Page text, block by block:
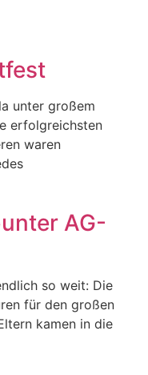
unter großem
erfolgreichsten
waren
AG-
so weit: Die
für den großen
kamen in die